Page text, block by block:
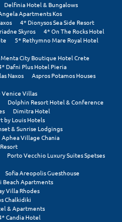
Delfinia Hotel & Bungalows
Apartments Kos
4* Dionysos Sea Side Resort
Skyros
4* On The Rocks Hotel
5* Rethymno Mare Royal Hotel
Menta City Boutique Hotel Crete
Dafni Plus Hotel Pieria
Naxos
Aspros Potamos Houses
Villas
Dolphin Resort Hotel & Conference
Dimitra Hotel
by Louis Hotels
& Sunrise Lodgings
Aphea Village Chania
Porto Vecchio Luxury Suites Spetses
Sofia Areopolis Guesthouse
Beach Apartments
Villa Rhodes
Chalkidiki
& Apartments
Candia Hotel